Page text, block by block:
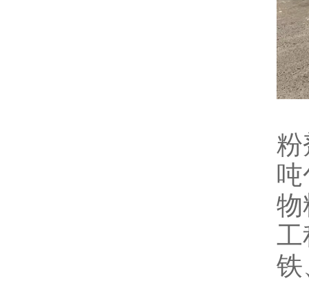
粉
物
工
铁